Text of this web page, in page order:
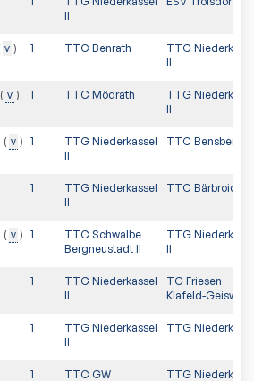
II
v 1 TTC Benrath
TTG
II
v 1 TTC Mödrath
TTG
II
v 1
TTG Niederkassel
II
TTC Bensberg
1
TTG Niederkassel
II
TTC Bärbroich
v 1
TTC Schwalbe
Bergneustadt II
TTG
II
1
TTG Niederkassel
II
TG Friesen
Klafeld-Geisweid
1
TTG Niederkassel
II
TTG
1 TTC GW TTG